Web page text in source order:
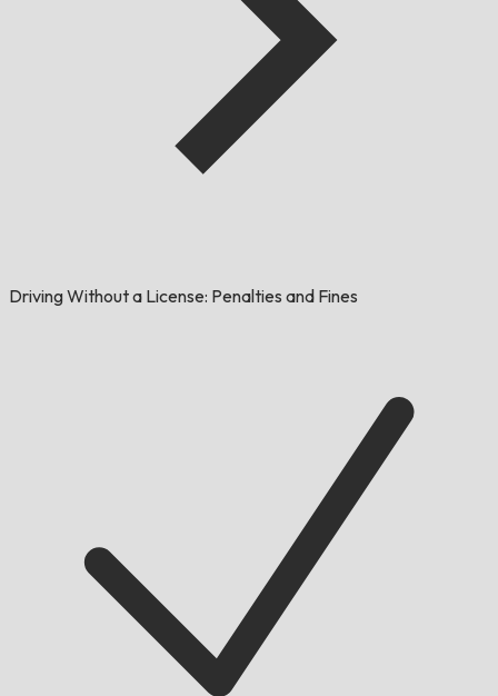
Driving Without a License: Penalties and Fines